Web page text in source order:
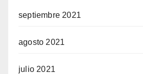
septiembre 2021
agosto 2021
julio 2021